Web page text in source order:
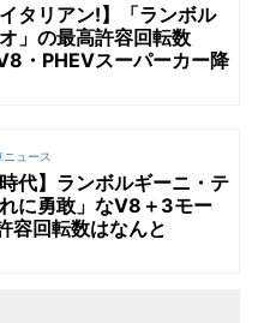
タリアン!】「ランボル
」の最高許容回転数
・PHEVスーパーカー降
ニュース
代】ランボルギーニ・テ
に勇敢」なV8＋3モー
容回転数はなんと